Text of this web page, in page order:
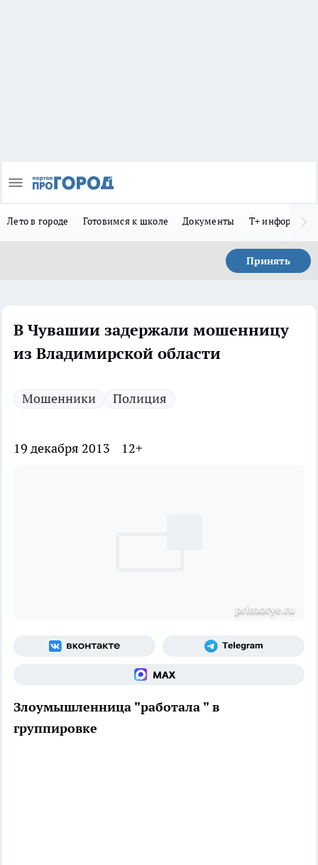
Лето в городе Готовимся к школе Документы Т+
Принять
В Чувашии задержали мошенницу
из Владимирской области
Мошенники Полиция
19 декабря 2013 12+
primorye.ru
Злоумышленница "работала " в
группировке